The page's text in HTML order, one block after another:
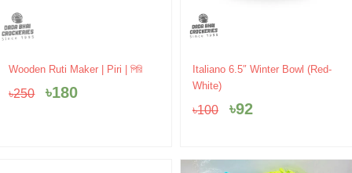
Wooden Ruti Maker | Piri | পিরি
৳250
Original
price
was:
৳180
Current
is:
Italiano 6.5″ Winter Bowl (Red-
White)
৳100
Original
৳100.
৳92
Current
৳92.